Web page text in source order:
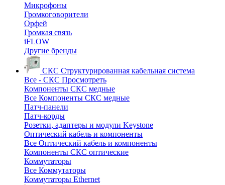
Микрофоны
Громкоговорители
Орфей
Громкая связь
iFLOW
Другие бренды
СКС Структурированная кабельная система
Все - СКС Просмотреть
Компоненты СКС медные
Все Компоненты СКС медные
Патч-панели
Патч-корды
Розетки, адаптеры и модули Keystone
Оптический кабель и компоненты
Все Оптический кабель и компоненты
Компоненты СКС оптические
Коммутаторы
Все Коммутаторы
Коммутаторы Ethernet